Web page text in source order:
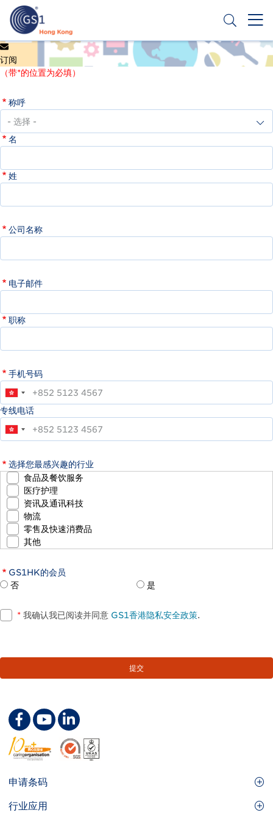
主
要
内
Header
Top
Menu
申请条码
订阅
（带*的位置为必填）
称呼
名
姓
公司名称
电子邮件
职称
手机号码
专线电话
选择您最感兴趣的行业
食品及餐饮服务
医疗护理
资讯及通讯科技
物流
零售及快速消费品
其他
GS1HK的会员
否
是
* 我确认我已阅读并同意 GS1香港隐私安全政策.
Footer
Site
申请条码
GS1条码
行业应用